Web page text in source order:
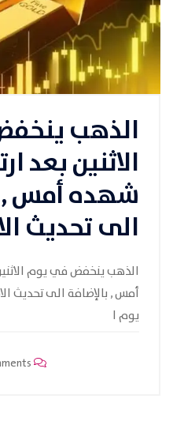
الذهب
الاثنين بعد
شهده أمس ,
الى تحديث
الذهب ينخفض في يوم
أمس , بالإضافة الى تحديث
يوم ا